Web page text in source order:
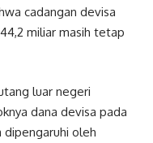
cadangan devisa
miliar masih tetap
luar negeri
dana devisa pada
dipengaruhi oleh